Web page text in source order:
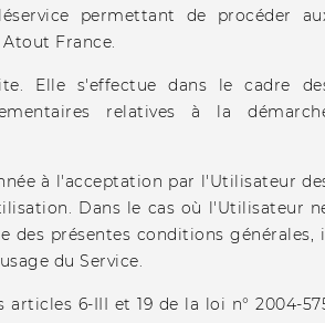
permettant de procéder
France.
Elle s'effectue dans le cadre
relatives à la
à l'acceptation par l'Utilisateur
Dans le cas où l'Utilisateur
des présentes conditions générales,
du Service.
6-III et 19 de la loi n° 2004-